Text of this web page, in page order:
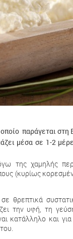
παράγεται
μέσα σε 1-2
της χαμηλής
(κυρίως
θρεπτικά
την υφή, τη
κατάλληλο και για